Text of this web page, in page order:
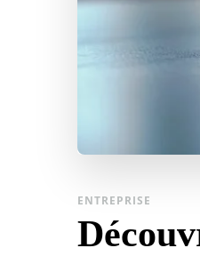
ENTREPRISE